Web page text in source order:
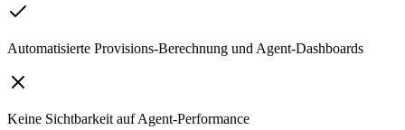
Automatisierte Provisions-Berechnung und Agent-Dashboards
Keine Sichtbarkeit auf Agent-Performance